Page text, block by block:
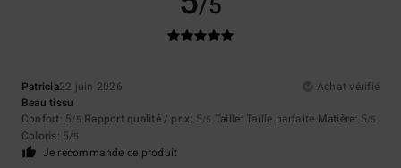
Patricia22 juin 2026
Achat vérifié
Beau tissu
Confort: 5/5 Rapport qualité / prix: 5/5 Taille: Taille parfaite Matière: 5/5
Coloris: 5/5
Je recommande ce produit